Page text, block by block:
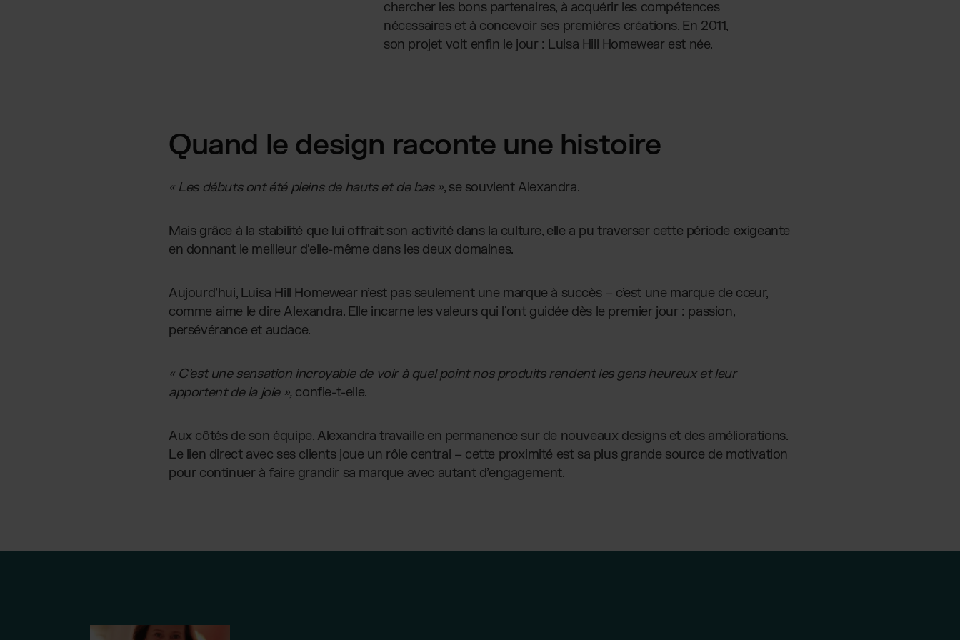
chercher les bons partenaires, à acquérir les compétences
nécessaires et à concevoir ses premières créations. En 2011,
son projet voit enfin le jour : Luisa Hill Homewear est née.
Quand le design raconte une histoire
« Les débuts ont été pleins de hauts et de bas », se souvient Alexandra.
Mais grâce à la stabilité que lui offrait son activité dans la culture, elle a pu traverser cette période exigeante
en donnant le meilleur d’elle-même dans les deux domaines.
Aujourd’hui, Luisa Hill Homewear n’est pas seulement une marque à succès – c’est une marque de cœur,
comme aime le dire Alexandra. Elle incarne les valeurs qui l’ont guidée dès le premier jour : passion,
persévérance et audace.
« C’est une sensation incroyable de voir à quel point nos produits rendent les gens heureux et leur
apportent de la joie », confie-t-elle.
Aux côtés de son équipe, Alexandra travaille en permanence sur de nouveaux designs et des améliorations.
Le lien direct avec ses clients joue un rôle central – cette proximité est sa plus grande source de motivation
pour continuer à faire grandir sa marque avec autant d’engagement.